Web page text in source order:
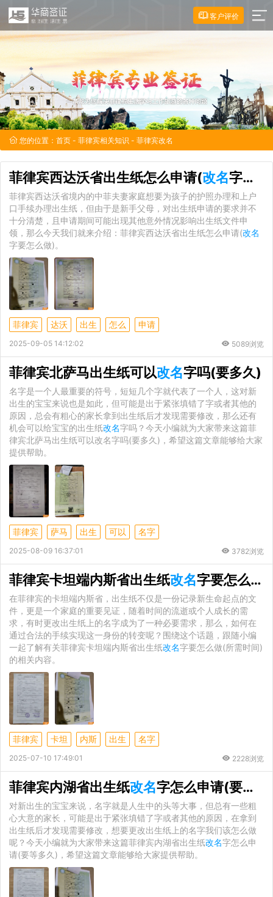
客户评价
您的位置： 首页 - 菲律宾相关知识 - 菲律宾改名
菲律宾西达沃省出生纸怎么申请(改名字要怎么做)
菲律宾西达沃省境内的中菲夫妻家庭想要为孩子的护照办理和上户
口手续办理出生纸，但由于是新手父母，对出生纸申请的要求并不
十分清楚，且申请期间可能出现其他意外情况影响出生纸文件申
领，那么今天我们就来介绍：菲律宾西达沃省出生纸怎么申请(改名
字要怎么做)。
菲律宾 达沃 出生 怎么 申请
2025-09-05 14:12:02 5089浏览
菲律宾北萨马出生纸可以改名字吗(要多久)
名字是一个人最重要的符号，短短几个字就代表了一个人，这对新
出生的宝宝来说也是如此，但可能是出于紧张填错了字或者其他的
原因，总会有粗心的家长拿到出生纸后才发现需要修改，那么还有
机会可以给宝宝的出生纸改名字吗？今天小编就为大家带来这篇菲
律宾北萨马出生纸可以改名字吗(要多久)，希望这篇文章能够给大家
提供帮助。
菲律宾 萨马 出生 可以 名字
2025-08-09 16:37:01 3782浏览
菲律宾卡坦端内斯省出生纸改名字要怎么做(所需时间)
在菲律宾的卡坦端内斯省，出生纸不仅是一份记录新生命起点的文
件，更是一个家庭的重要见证，随着时间的流逝或个人成长的需
求，有时更改出生纸上的名字成为了一种必要需求，那么，如何在
通过合法的手续实现这一身份的转变呢？围绕这个话题，跟随小编
一起了解有关菲律宾卡坦端内斯省出生纸改名字要怎么做(所需时间)
的相关内容。
菲律宾 卡坦 内斯 出生 名字
2025-07-10 17:49:01 2228浏览
菲律宾内湖省出生纸改名字怎么申请(要等多久)
对新出生的宝宝来说，名字就是人生中的头等大事，但总有一些粗
心大意的家长，可能是出于紧张填错了字或者其他的原因，在拿到
出生纸后才发现需要修改，想要更改出生纸上的名字我们该怎么做
呢？今天小编就为大家带来这篇菲律宾内湖省出生纸改名字怎么申
请(要等多久)，希望这篇文章能够给大家提供帮助。